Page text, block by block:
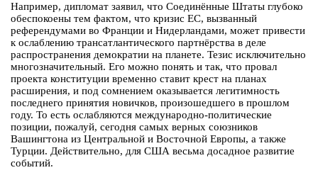
Например, дипломат заявил, что Соединённые Штаты глубоко
обеспокоены тем фактом, что кризис ЕС, вызванный
референдумами во Франции и Нидерландами, может привести
к ослаблению трансатлантического партнёрства в деле
распространения демократии на планете. Тезис исключительно
многозначительный. Его можно понять и так, что провал
проекта конституции временно ставит крест на планах
расширения, и под сомнением оказывается легитимность
последнего принятия новичков, произошедшего в прошлом
году. То есть ослабляются международно-политические
позиции, пожалуй, сегодня самых верных союзников
Вашингтона из Центральной и Восточной Европы, а также
Турции. Действительно, для США весьма досадное развитие
событий.